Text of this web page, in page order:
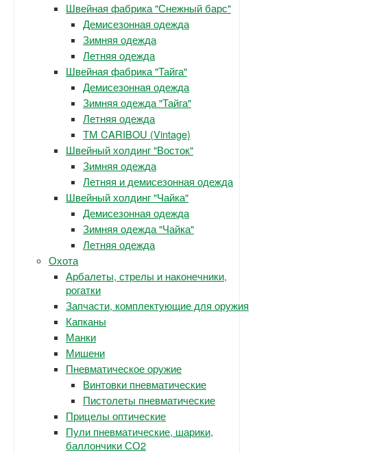
Швейная фабрика "Снежный барс"
Демисезонная одежда
Зимняя одежда
Летняя одежда
Швейная фабрика "Тайга"
Демисезонная одежда
Зимняя одежда "Тайга"
Летняя одежда
ТМ CARIBOU (Vintage)
Швейный холдинг "Восток"
Зимняя одежда
Летняя и демисезонная одежда
Швейный холдинг "Чайка"
Демисезонная одежда
Зимняя одежда "Чайка"
Летняя одежда
Охота
Арбалеты, стрелы и наконечники,
рогатки
Запчасти, комплектующие для оружия
Капканы
Манки
Мишени
Пневматическое оружие
Винтовки пневматические
Пистолеты пневматические
Прицелы оптические
Пули пневматические, шарики,
баллончики СО2